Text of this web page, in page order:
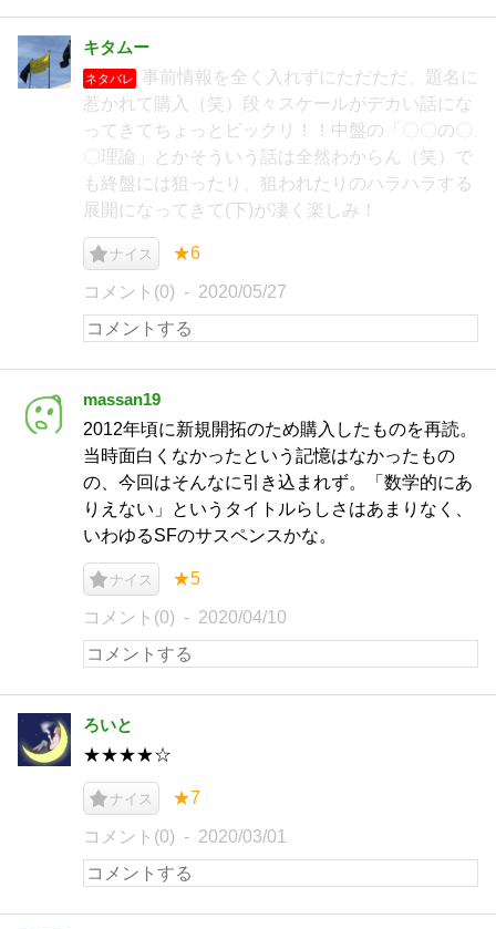
キタムー
ネタバレ
事前情報を全く入れずにただただ、題名に
惹かれて購入（笑）段々スケールがデカい話にな
ってきてちょっとビックリ！！中盤の「〇〇の〇
〇理論」とかそういう話は全然わからん（笑）で
も終盤には狙ったり、狙われたりのハラハラする
展開になってきて(下)が凄く楽しみ！
ナイス ★6
コメント(0) 2020/05/27
massan19
2012年頃に新規開拓のため購入したものを再読。
当時面白くなかったという記憶はなかったもの
の、今回はそんなに引き込まれず。「数学的にあ
りえない」というタイトルらしさはあまりなく、
いわゆるSFのサスペンスかな。
ナイス ★5
コメント(0) 2020/04/10
ろいと
★★★★☆
ナイス ★7
コメント(0) 2020/03/01